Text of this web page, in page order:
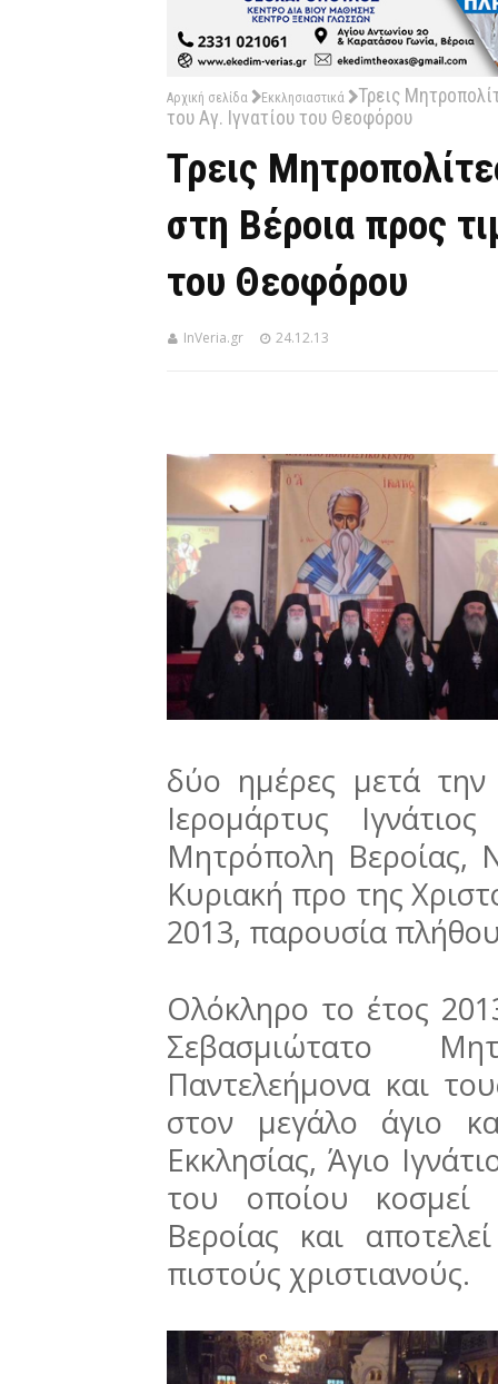
Αρχική σελίδα Εκκλησιαστικά
Τρεις
του Αγ. Ιγνατίου του Θεοφόρου
Τρεις
στη Βέροια προς
του Θεοφόρου
InVeria.gr 24.12.13
δύο ημέρες μετά
Ιερομάρτυς
Μητρόπολη Βεροίας,
Κυριακή προ της
2013, παρουσία
Ολόκληρο το έτος
Σεβασμιώτατο
Παντελεήμονα και
στον μεγάλο άγιο
Εκκλησίας, Άγιο
του οποίου κοσμεί
Βεροίας και
πιστούς χριστιανούς.